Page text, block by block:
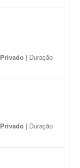
Privado | Duração
Privado | Duração